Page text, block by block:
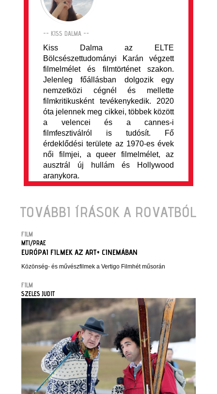
-- KISS DALMA --
Kiss Dalma az ELTE
Bölcsészettudományi Karán végzett
filmelmélet és filmtörténet szakon.
Jelenleg főállásban dolgozik egy
nemzetközi cégnél és mellette
filmkritikusként tevékenykedik. 2020
óta jelennek meg cikkei, többek között
a velencei és a cannes-i
filmfesztiválról is tudósít. Fő
érdeklődési területe az 1970-es évek
női filmjei, a queer filmelmélet, az
ausztrál új hullám és Hollywood
aranykora.
TOVÁBBI ÍRÁSOK A ROVATBÓL
FILM
MTI/PRAE
EURÓPAI FILMEK AZ ART+ CINEMÁBAN
Közönség- és művészfilmek a Vertigo Filmhét műsorán
FILM
SZELES JUDIT